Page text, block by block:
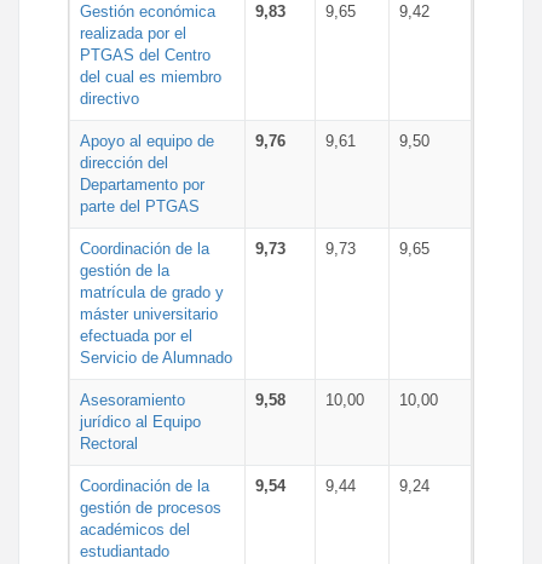
Gestión económica
realizada por el
PTGAS del Centro
del cual es miembro
directivo
9,83 9,65 9,42
Apoyo al equipo de
dirección del
Departamento por
parte del PTGAS
9,76 9,61 9,50
Coordinación de la
gestión de la
matrícula de grado y
máster universitario
efectuada por el
Servicio de Alumnado
9,73 9,73 9,65
Asesoramiento
jurídico al Equipo
Rectoral
9,58 10,00 10,00
Coordinación de la
gestión de procesos
académicos del
estudiantado
9,54 9,44 9,24